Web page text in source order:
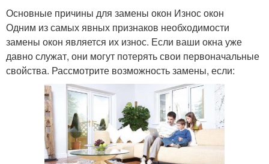
Основные причины для замены окон Износ окон
Одним из самых явных признаков необходимости
замены окон является их износ. Если ваши окна уже
давно служат, они могут потерять свои первоначальные
свойства. Рассмотрите возможность замены, если: